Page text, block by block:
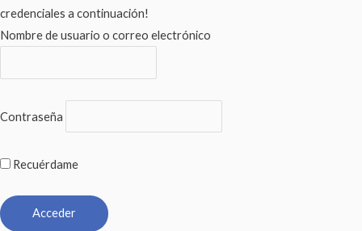
credenciales a continuación!
Nombre de usuario o correo electrónico
Contraseña
Recuérdame